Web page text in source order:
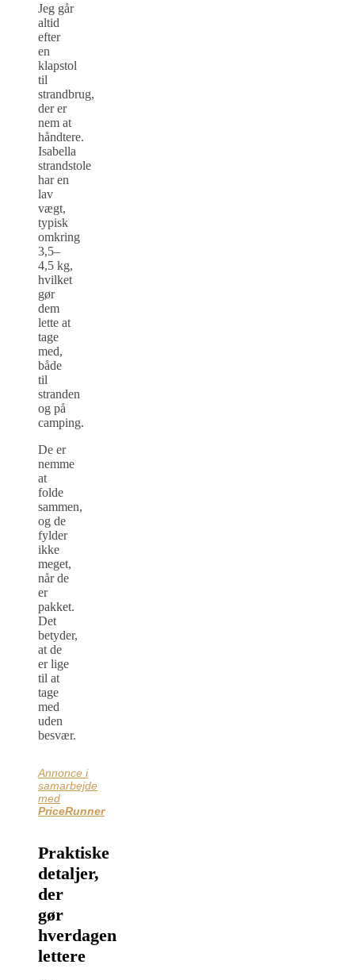
Jeg går
altid
efter
en
klapstol
til
strandbrug,
der er
nem at
håndtere.
Isabella
strandstole
har en
lav
vægt,
typisk
omkring
3,5–
4,5 kg,
hvilket
gør
dem
lette at
tage
med,
både
til
stranden
og på
camping.
De er
nemme
at
folde
sammen,
og de
fylder
ikke
meget,
når de
er
pakket.
Det
betyder,
at de
er lige
til at
tage
med
uden
besvær.
Annonce i
samarbejde
med
PriceRunner
Praktiske
detaljer,
der
gør
hverdagen
lettere